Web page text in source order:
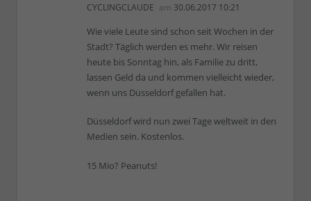
CYCLINGCLAUDE am 30.06.2017 10:21
Wie viele Leute sind schon seit Wochen in der
Stadt? Täglich werden es mehr. Wir reisen
heute bis Sonntag hin, als Familie zu dritt,
lassen Geld da und kommen vielleicht wieder,
wenn uns Düsseldorf gefallen hat.
Düsseldorf wird nun zwei Tage weltweit in den
Medien sein. Kostenlos.
15 Mio? Peanuts!